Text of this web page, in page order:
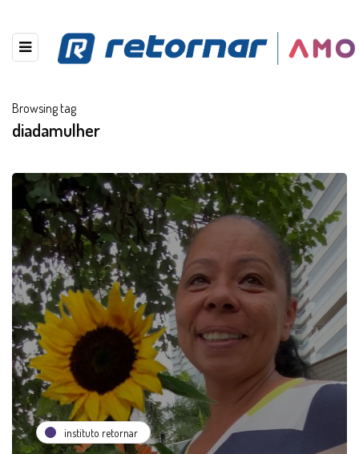
Browsing tag
diadamulher
instituto retornar